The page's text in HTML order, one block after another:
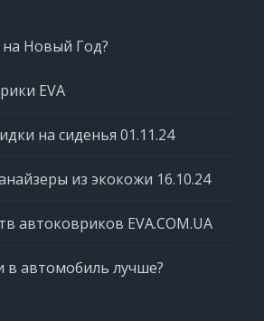
Новый Год?
EVA
на сиденья 01.11.24
из экокожи 16.10.24
автоковриков EVA.COM.UA
в автомобиль лучше?